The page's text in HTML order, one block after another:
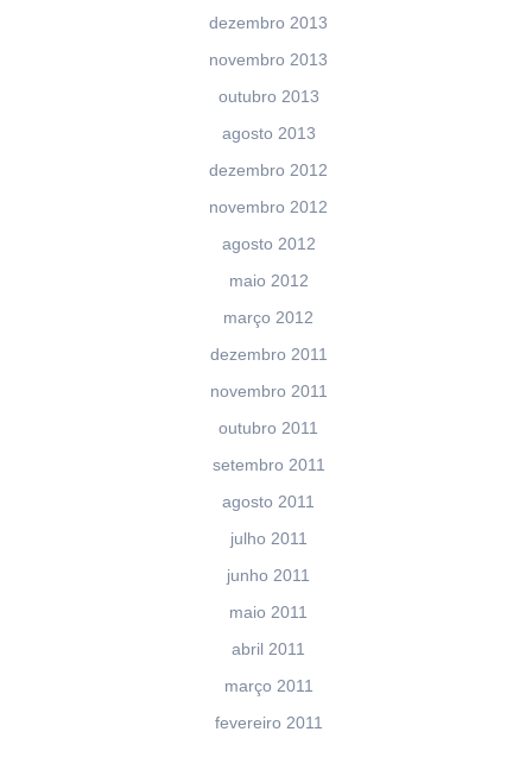
dezembro 2013
novembro 2013
outubro 2013
agosto 2013
dezembro 2012
novembro 2012
agosto 2012
maio 2012
março 2012
dezembro 2011
novembro 2011
outubro 2011
setembro 2011
agosto 2011
julho 2011
junho 2011
maio 2011
abril 2011
março 2011
fevereiro 2011